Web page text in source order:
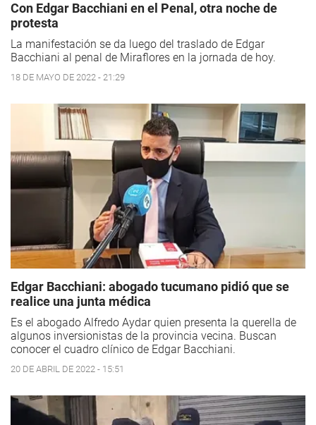
Con Edgar Bacchiani en el Penal, otra noche de
protesta
La manifestación se da luego del traslado de Edgar
Bacchiani al penal de Miraflores en la jornada de hoy.
18 DE MAYO DE 2022 - 21:29
Edgar Bacchiani: abogado tucumano pidió que se
realice una junta médica
Es el abogado Alfredo Aydar quien presenta la querella de
algunos inversionistas de la provincia vecina. Buscan
conocer el cuadro clínico de Edgar Bacchiani.
20 DE ABRIL DE 2022 - 15:51